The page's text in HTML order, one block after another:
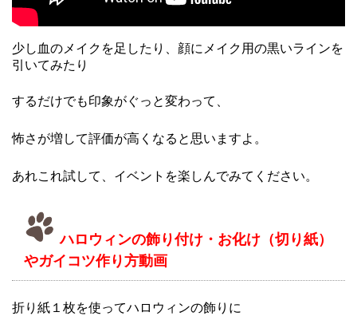
少し血のメイクを足したり、顔にメイク用の黒いラインを
引いてみたり
するだけでも印象がぐっと変わって、
怖さが増して評価が高くなると思いますよ。
あれこれ試して、イベントを楽しんでみてください。
ハロウィンの飾り付け・お化け（切り紙）
やガイコツ作り方動画
折り紙１枚を使ってハロウィンの飾りに